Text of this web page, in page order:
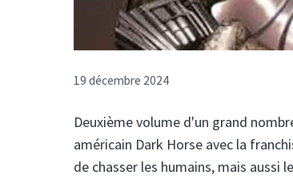
19 décembre 2024
Deuxième volume d'un grand
américain Dark Horse avec la
de chasser les humains, mais aussi